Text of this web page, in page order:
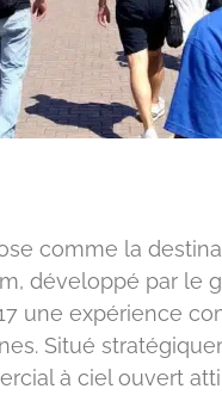
comme la
développé par le
une expérience
Situé
à ciel ouvert